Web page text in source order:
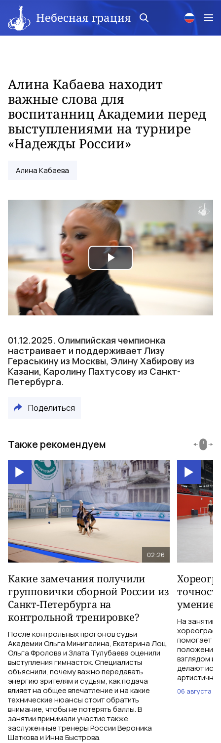
Небесная грация
Алина Кабаева находит
важные слова для
воспитанниц Академии перед
выступлениями на турнире
«Надежды России»
Алина Кабаева
Play
Video
01.12.2025. Олимпийская чемпионка
настраивает и поддерживает Лизу
Гераськину из Москвы, Элину Хабирову из
Казани, Каролину Пахтусову из Санкт-
Петербурга.
Поделиться
Также рекомендуем
02:26
Какие замечания получили
групповички сборной России из
Санкт-Петербурга на
контрольной тренировке?
После контрольных прогонов судьи
Академии Ольга Минигалина, Екатерина Лоц,
Ольга Фролова и Злата Тулубаева оценили
выступления гимнасток. Специалисты
объяснили, почему важно передавать
энергию зрителям и судьям, как подача
влияет на общее впечатление и на какие
технические нюансы стоит обратить
внимание, чтобы не потерять баллы. В
занятии принимали участие также
заслуженные тренеры России Вероника
Шаткова и Инна Быстрова.
умение
На занятии
хореограф
помогает
взглядом и
делают
06 августа